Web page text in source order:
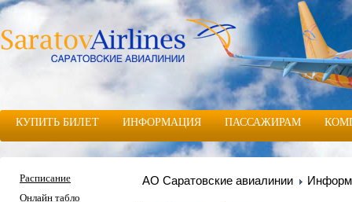
КУПИТЬ БИЛЕТ ИНФОРМАЦИЯ ПАССАЖИРАМ
Расписание
Онлайн табло
АО Саратовские авиалинии